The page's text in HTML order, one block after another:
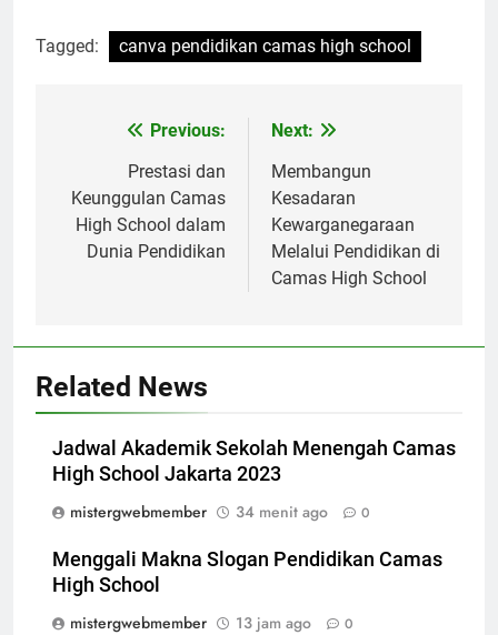
Tagged: canva pendidikan camas high school
NavigasiPrevious:
Prestasi dan
Keunggulan Camas
High School dalam
Dunia Pendidikan
Next:
Membangun
Kesadaran
Kewarganegaraan
Melalui Pendidikan di
Camas High School
Related News
Jadwal Akademik Sekolah Menengah Camas
High School Jakarta 2023
mistergwebmember
34 menit ago 0
Menggali Makna Slogan Pendidikan Camas
High School
mistergwebmember
13 jam ago 0